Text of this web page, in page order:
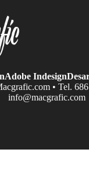
Adobe Indesign
• Tel.
info@macgrafic.com